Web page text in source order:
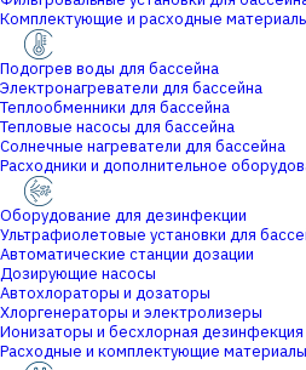
Комплектующие и расходные
Подогрев воды для бассейна
Электронагреватели для бассейна
Теплообменники для бассейна
Тепловые насосы для бассейна
Солнечные нагреватели для бассейна
Расходники и дополнительное
Оборудование для дезинфекции
Ультрафиолетовые установки для
Автоматические станции дозации
Дозирующие насосы
Автохлораторы и дозаторы
Хлоргенераторы и электролизеры
Ионизаторы и бесхлорная дезинфекция
Расходные и комплектующие материалы